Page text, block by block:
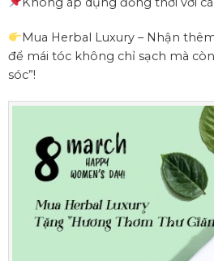
Mua Herbal Luxury – Nhận
để mái tóc không chỉ sạch mà
sóc”!